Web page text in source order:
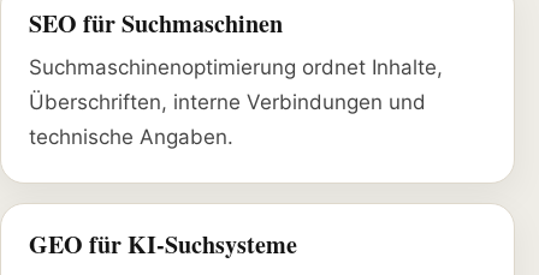
SEO für Suchmaschinen
Suchmaschinenoptimierung ordnet Inhalte,
Überschriften, interne Verbindungen und
technische Angaben.
GEO für KI-Suchsysteme